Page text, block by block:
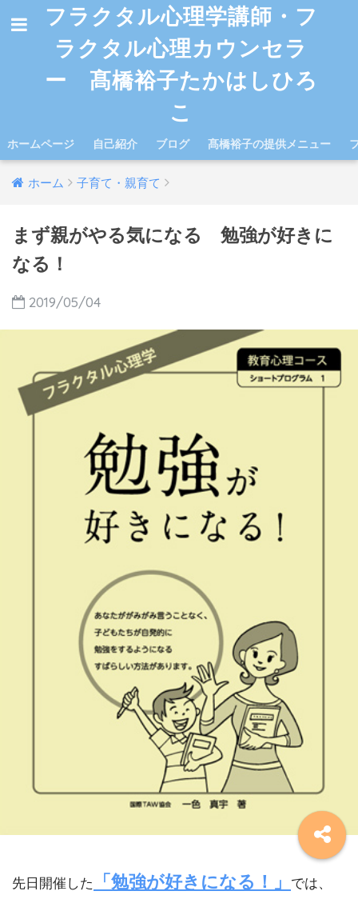
フラクタル心理学講師・フ
ラクタル心理カウンセラ
ー 髙橋裕子たかはしひろ
こ
ホームページ 自己紹介 ブログ 髙橋裕子の提供メニュー
ホーム 子育て・親育て
まず親がやる気になる 勉強が好きに
なる！
2019/05/04
先日開催した 「勉強が好きになる！」 では、